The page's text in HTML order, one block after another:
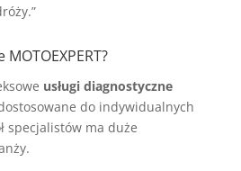
usługi diagnostyczne
do indywidualnych
specjalistów ma duże